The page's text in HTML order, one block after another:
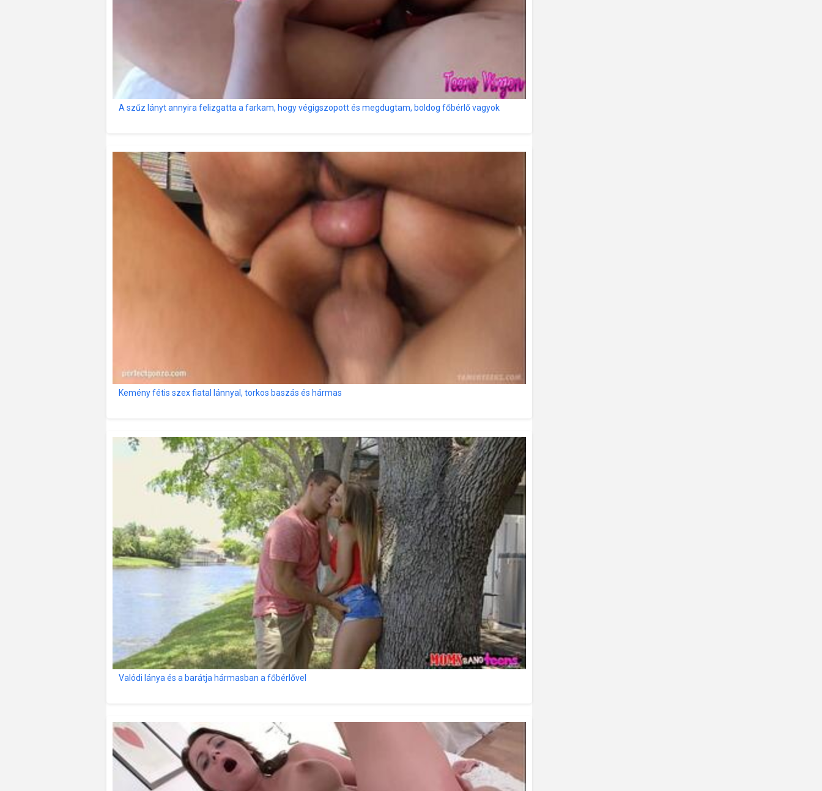
A szűz lányt annyira felizgatta a farkam, hogy végigszopott és megdugtam, boldog főbérlő vagyok
Kemény fétis szex fiatal lánnyal, torkos baszás és hármas
Valódi lánya és a barátja hármasban a főbérlővel